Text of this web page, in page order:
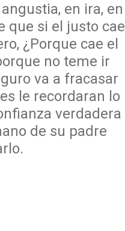
en ira, en
que si el justo cae
¿Porque cae el
no teme ir
va a fracasar
le recordaran lo
verdadera
de su padre